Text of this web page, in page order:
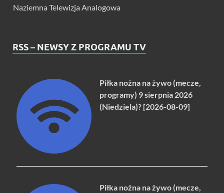
Naziemna Telewizja Analogowa
RSS – NEWSY Z PROGRAMU TV
Piłka nożna na żywo (mecze,
programy) 9 sierpnia 2026
(Niedziela)? [2026-08-09]
Piłka nożna na żywo (mecze,